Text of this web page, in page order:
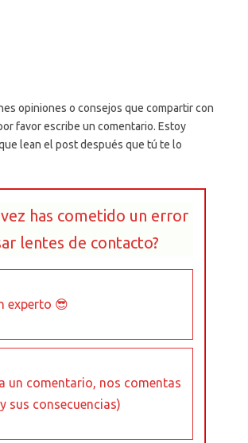
opiniones o consejos que compartir con
favor escribe un comentario. Estoy
lean el post después que tú te lo
has cometido un error
lentes de contacto?
experto 😎
un comentario, nos comentas
sus consecuencias)